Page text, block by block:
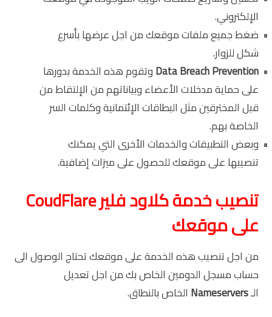
الإلكتروني.
ضغط جميع ملفات موقعك من اجل عرضها بأسرع
شكل للزوار.
Data Breach Preventionوتقوم هذه الخدمة بدورها
على حماية مدخلات الأعضاء وبياناتهم من الإلتقاط من
قبل المخترقين مثل البطاقات الإئتمانية وكلمات السر
الخاصة بهم.
وبعض التطبيقات والخدمات الأخرى التي يمكنك
تنصيبها على موقعك للحصول على ميزات إضافية.
تنصيب خدمة كلاود فلير CoudFlare
على موقعك
من اجل تنصيب هذه الخدمة على موقعك تحتاج الوصول الى
حساب مسجل الدومين الخاص بك من اجل تعديل
الـNameservers الخاص بالنطاق.